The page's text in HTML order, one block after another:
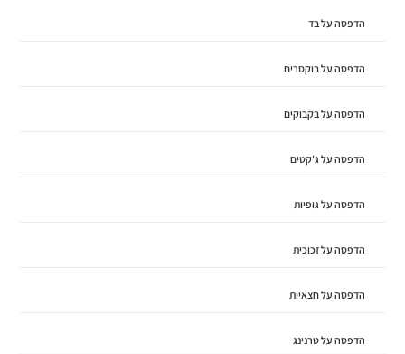
הדפסה על בד
הדפסה על בוקסרים
הדפסה על בקבוקים
הדפסה על ג'קטים
הדפסה על גופיות
הדפסה על זכוכית
הדפסה על חצאיות
הדפסה על טרנינג